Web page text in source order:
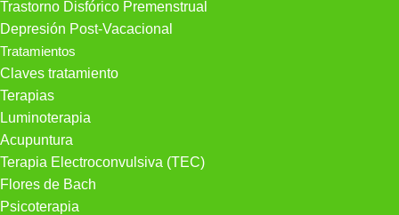
Trastorno Disfórico Premenstrual
Depresión Post-Vacacional
Tratamientos
Claves tratamiento
Terapias
Luminoterapia
Acupuntura
Terapia Electroconvulsiva (TEC)
Flores de Bach
Psicoterapia